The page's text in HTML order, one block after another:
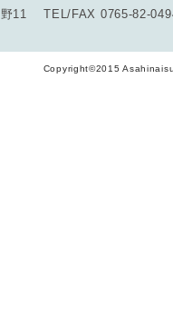
野11 TEL/FAX 0765-82-
Copyright©2015